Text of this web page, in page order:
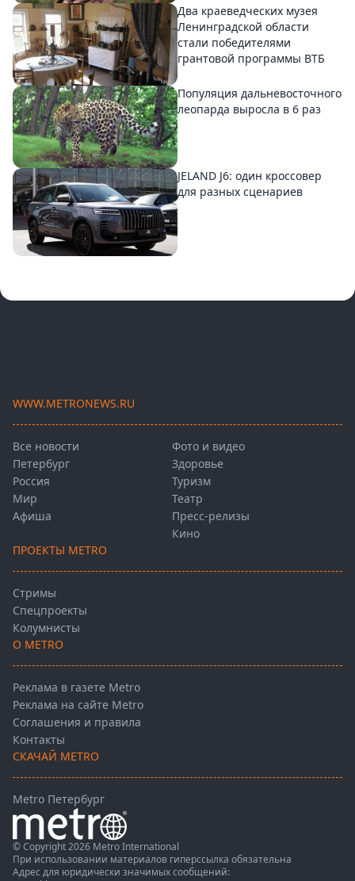
Два краеведческих музея
Ленинградской области
стали победителями
грантовой программы ВТБ
Популяция дальневосточного
леопарда выросла в 6 раз
JELAND J6: один кроссовер
для разных сценариев
WWW.METRONEWS.RU
Все новости
Петербург
Россия
Мир
Афиша
Фото и видео
Здоровье
Туризм
Театр
Пресс-релизы
Кино
ПРОЕКТЫ METRO
Стримы
Спецпроекты
Колумнисты
О METRO
Реклама в газете Metro
Реклама на сайте Metro
Соглашения и правила
Контакты
СКАЧАЙ METRO
Metro Петербург
© Copyright 2026 Metro International
При использовании материалов гиперссылка обязательна
Адрес для юридически значимых сообщений: